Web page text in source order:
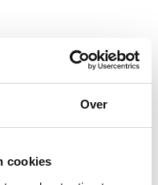
Over
cookies
gitaartechnologie van